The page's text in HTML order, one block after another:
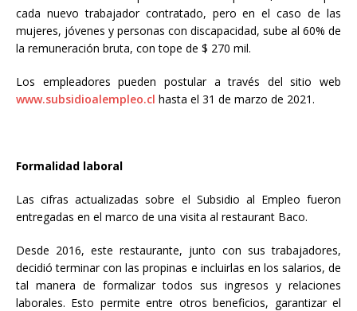
cada nuevo trabajador contratado, pero en el caso de las
mujeres, jóvenes y personas con discapacidad, sube al 60% de
la remuneración bruta, con tope de $ 270 mil.
Los empleadores pueden postular a través del sitio web
www.subsidioalempleo.cl hasta el 31 de marzo de 2021.
Formalidad laboral
Las cifras actualizadas sobre el Subsidio al Empleo fueron
entregadas en el marco de una visita al restaurant Baco.
Desde 2016, este restaurante, junto con sus trabajadores,
decidió terminar con las propinas e incluirlas en los salarios, de
tal manera de formalizar todos sus ingresos y relaciones
laborales. Esto permite entre otros beneficios, garantizar el